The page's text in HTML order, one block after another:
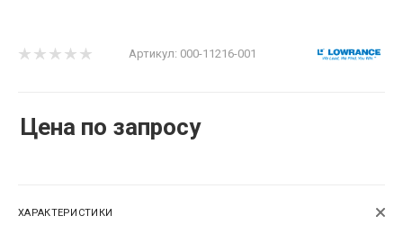
Артикул: 000-11216-001
Цена по запросу
ХАРАКТЕРИСТИКИ